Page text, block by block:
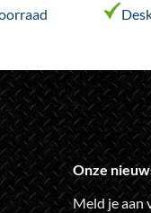
Onze
Meld je aan